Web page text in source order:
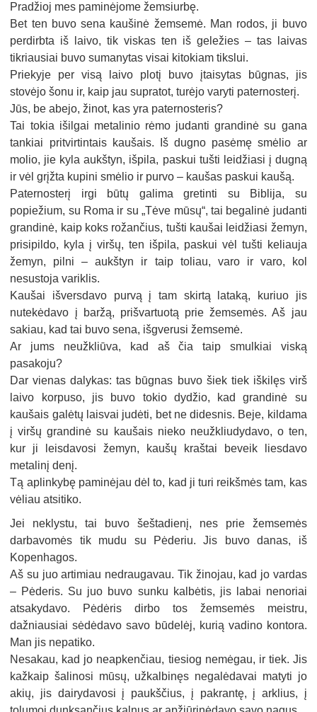
Pradžioj mes paminėjome žemsiurbę.
Bet ten buvo sena kaušinė žemsemė. Man rodos, ji buvo
perdirbta iš laivo, tik viskas ten iš geležies – tas laivas
tikriausiai buvo sumanytas visai kitokiam tikslui.
Priekyje per visą laivo plotį buvo įtaisytas būgnas, jis
stovėjo šonu ir, kaip jau supratot, turėjo varyti paternosterį.
Jūs, be abejo, žinot, kas yra paternosteris?
Tai tokia išilgai metalinio rėmo judanti grandinė su gana
tankiai pritvirtintais kaušais. Iš dugno pasėmę smėlio ar
molio, jie kyla aukštyn, išpila, paskui tušti leidžiasi į dugną
ir vėl grįžta kupini smėlio ir purvo – kaušas paskui kaušą.
Paternosterį irgi būtų galima gretinti su Biblija, su
popiežium, su Roma ir su „Tėve mūsų“, tai begalinė judanti
grandinė, kaip koks rožančius, tušti kaušai leidžiasi žemyn,
prisipildo, kyla į viršų, ten išpila, paskui vėl tušti keliauja
žemyn, pilni – aukštyn ir taip toliau, varo ir varo, kol
nesustoja variklis.
Kaušai išversdavo purvą į tam skirtą lataką, kuriuo jis
nutekėdavo į baržą, prišvartuotą prie žemsemės. Aš jau
sakiau, kad tai buvo sena, išgverusi žemsemė.
Ar jums neužkliūva, kad aš čia taip smulkiai viską
pasakoju?
Dar vienas dalykas: tas būgnas buvo šiek tiek iškilęs virš
laivo korpuso, jis buvo tokio dydžio, kad grandinė su
kaušais galėtų laisvai judėti, bet ne didesnis. Beje, kildama
į viršų grandinė su kaušais nieko neužkliudydavo, o ten,
kur ji leisdavosi žemyn, kaušų kraštai beveik liesdavo
metalinį denį.
Tą aplinkybę paminėjau dėl to, kad ji turi reikšmės tam, kas
vėliau atsitiko.
Jei neklystu, tai buvo šeštadienį, nes prie žemsemės
darbavomės tik mudu su Pėderiu. Jis buvo danas, iš
Kopenhagos.
Aš su juo artimiau nedraugavau. Tik žinojau, kad jo vardas
– Pėderis. Su juo buvo sunku kalbėtis, jis labai nenoriai
atsakydavo. Pėdėris dirbo tos žemsemės meistru,
dažniausiai sėdėdavo savo būdelėj, kurią vadino kontora.
Man jis nepatiko.
Nesakau, kad jo neapkenčiau, tiesiog nemėgau, ir tiek. Jis
kažkaip šalinosi mūsų, užkalbinęs negalėdavai matyti jo
akių, jis dairydavosi į paukščius, į pakrantę, į arklius, į